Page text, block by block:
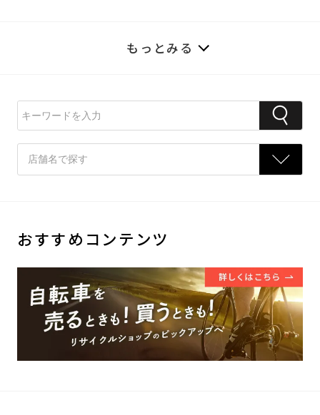
もっとみる
おすすめコンテンツ